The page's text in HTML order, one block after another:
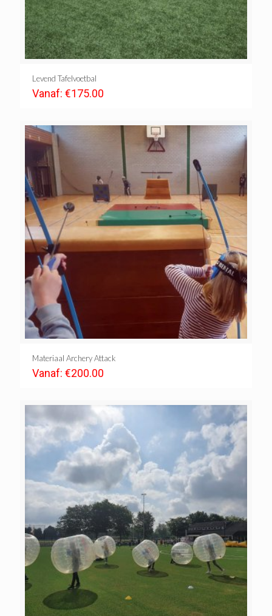
Levend Tafelvoetbal
Vanaf: €175.00
Materiaal Archery Attack
Vanaf: €200.00